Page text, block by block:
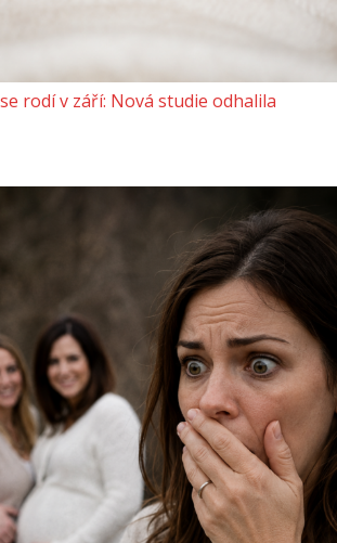
rodí v září: Nová studie odhalila